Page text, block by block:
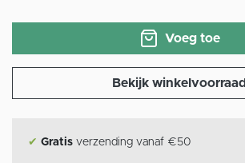
Voeg toe
Bekijk winkelvoorraad
✔ Gratis verzending vanaf €50